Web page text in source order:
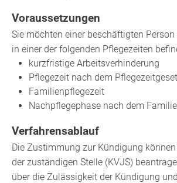
Voraussetzungen
Sie möchten einer beschäftigten
in einer der folgenden Pflegezeiten
kurzfristige Arbeitsverhinderung
Pflegezeit nach dem
Familienpflegezeit
Nachpflegephase nach dem
Verfahrensablauf
Die Zustimmung zur Kündigung
der zuständigen Stelle (KVJS)
über die Zulässigkeit der Kündigung